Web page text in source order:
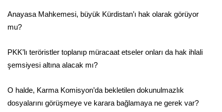
Anayasa Mahkemesi, büyük Kürdistan’ı hak olarak görüyor
mu?
PKK’lı teröristler toplanıp müracaat etseler onları da hak ihlali
şemsiyesi altına alacak mı?
O halde, Karma Komisyon’da bekletilen dokunulmazlık
dosyalarını görüşmeye ve karara bağlamaya ne gerek var?